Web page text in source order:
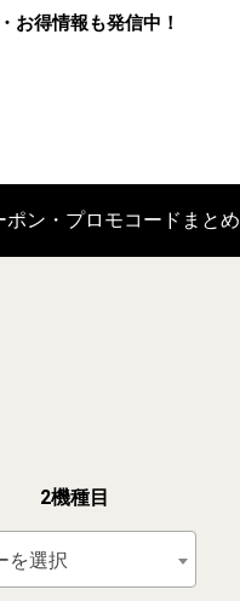
お得情報も発信中！
ポン・プロモコードまとめ
2機種目
を選択